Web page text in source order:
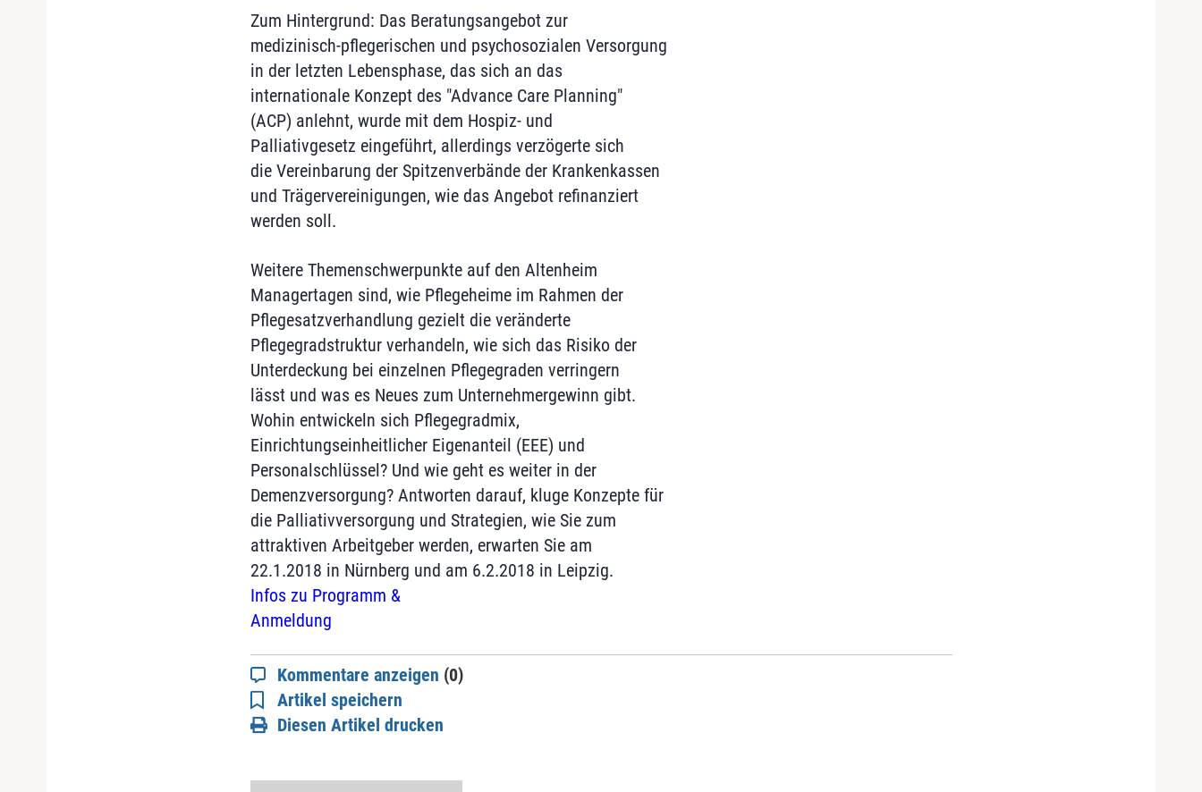
Zum Hintergrund: Das Beratungsangebot zur
medizinisch-pflegerischen und psychosozialen Versorgung
in der letzten Lebensphase, das sich an das
internationale Konzept des "Advance Care Planning"
(ACP) anlehnt, wurde mit dem Hospiz- und
Palliativgesetz eingeführt, allerdings verzögerte sich
die Vereinbarung der Spitzenverbände der Krankenkassen
und Trägervereinigungen, wie das Angebot refinanziert
werden soll.
Weitere Themenschwerpunkte auf den Altenheim
Managertagen sind, wie Pflegeheime im Rahmen der
Pflegesatzverhandlung gezielt die veränderte
Pflegegradstruktur verhandeln, wie sich das Risiko der
Unterdeckung bei einzelnen Pflegegraden verringern
lässt und was es Neues zum Unternehmergewinn gibt.
Wohin entwickeln sich Pflegegradmix,
Einrichtungseinheitlicher Eigenanteil (EEE) und
Personalschlüssel? Und wie geht es weiter in der
Demenzversorgung? Antworten darauf, kluge Konzepte für
die Palliativversorgung und Strategien, wie Sie zum
attraktiven Arbeitgeber werden, erwarten Sie am
22.1.2018 in Nürnberg und am 6.2.2018 in Leipzig.
Infos zu Programm &
Anmeldung
Kommentare anzeigen (0)
Artikel speichern
Diesen Artikel drucken